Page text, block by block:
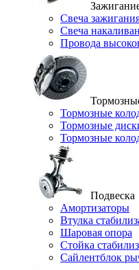
Свеча
Свеча
Провода
Тормозные
Тормозные
Тормозные
Подвеска
Амортизаторы
Втулка
Шаровая опора
Стойка
Сайлентблок